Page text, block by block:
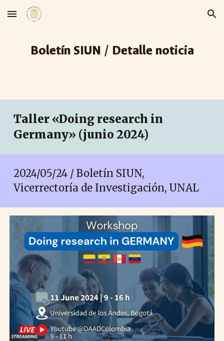
Skip to main content Skip to navigation
Boletín SIUN / Detalle noticia
Taller «Doing research in
Germany» (junio 2024)
2024/05/24 / Boletín SIUN,
Vicerrectoría de Investigación, UNAL